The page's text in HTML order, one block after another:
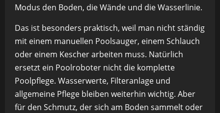
Modus den Boden, die Wände und die Wasserlinie.
Das ist besonders praktisch, weil man nicht ständig
mit einem manuellen Poolsauger, einem Schlauch
oder einem Kescher arbeiten muss. Natürlich
ersetzt ein Poolroboter nicht die komplette
Poolpflege. Wasserwerte, Filteranlage und
allgemeine Pflege bleiben weiterhin wichtig. Aber
für den Schmutz, der sich am Boden sammelt oder